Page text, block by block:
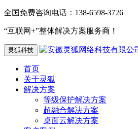
全国免费咨询电话：138-6598-3726
“互联网+”整体解决方案服务商！
灵狐科技
首页
关于灵狐
解决方案
等级保护解决方案
超融合解决方案
桌面云解决方案